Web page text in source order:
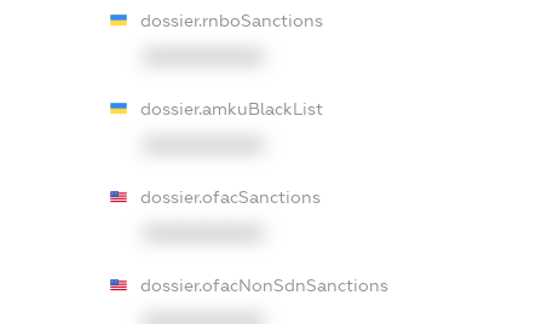
dossier.rnboSanctions
dossier.amkuBlackList
dossier.ofacSanctions
dossier.ofacNonSdnSanctions